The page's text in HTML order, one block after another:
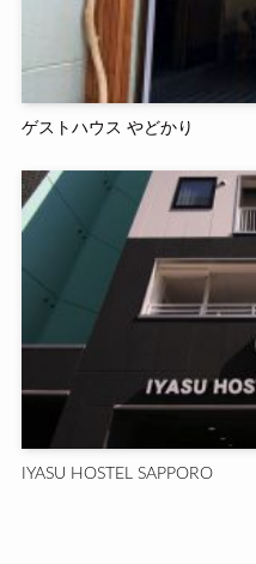
ゲストハウス やどかり
IYASU HOSTEL SAPPORO